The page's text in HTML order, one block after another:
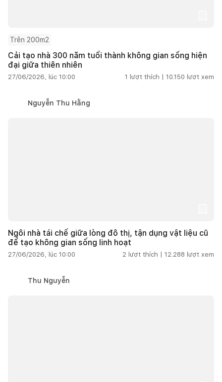
Trên 200m2
Cải tạo nhà 300 năm tuổi thành không gian sống hiện
đại giữa thiên nhiên
27/06/2026, lúc 10:00 1 lượt thích | 10.150 lượt xem
Nguyễn Thu Hằng
Ngôi nhà tái chế giữa lòng đô thị, tận dụng vật liệu cũ
để tạo không gian sống linh hoạt
27/06/2026, lúc 10:00 2 lượt thích | 12.288 lượt xem
Thu Nguyễn